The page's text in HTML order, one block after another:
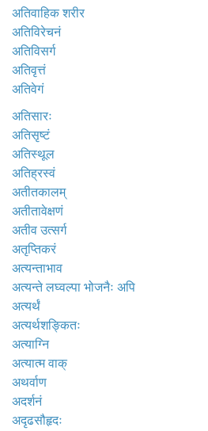
अतिवाहिक शरीर
अतिविरेचनं
अतिविसर्ग
अतिवृत्तं
अतिवेगं
अतिसारः
अतिसृष्टं
अतिस्थूल
अतिह्रस्वं
अतीतकालम्
अतीतावेक्षणं
अतीव उत्सर्ग
अतृप्तिकरं
अत्यन्ताभाव
अत्यन्ते लघ्वल्पा भोजनैः अपि
अत्यर्थं
अत्यर्थशङ्कितः
अत्याग्नि
अत्यात्म वाक्
अथर्वाण
अदर्शनं
अदृढसौहृदः